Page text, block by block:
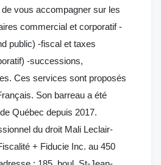
vous accompagner sur les
commercial et corporatif -
public) -fiscal et taxes
-successions,
Ces services sont proposés
Son barreau a été
Québec depuis 2017.
du droit Mali Leclair-
+ Fiducie Inc. au 450